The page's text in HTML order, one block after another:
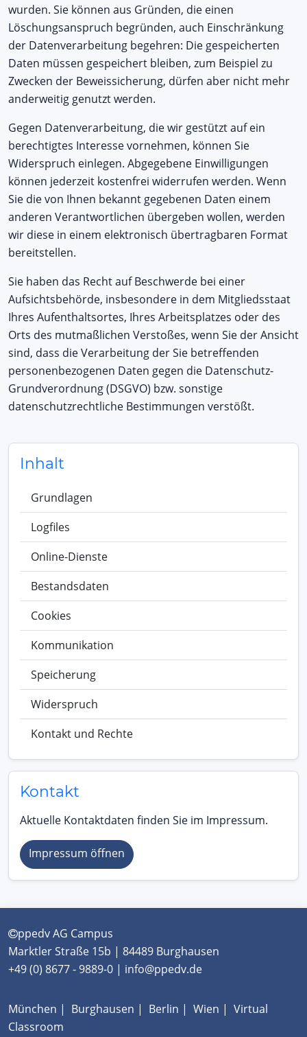
wurden. Sie können aus Gründen, die einen
Löschungsanspruch begründen, auch Einschränkung
der Datenverarbeitung begehren: Die gespeicherten
Daten müssen gespeichert bleiben, zum Beispiel zu
Zwecken der Beweissicherung, dürfen aber nicht mehr
anderweitig genutzt werden.
Gegen Datenverarbeitung, die wir gestützt auf ein
berechtigtes Interesse vornehmen, können Sie
Widerspruch einlegen. Abgegebene Einwilligungen
können jederzeit kostenfrei widerrufen werden. Wenn
Sie die von Ihnen bekannt gegebenen Daten einem
anderen Verantwortlichen übergeben wollen, werden
wir diese in einem elektronisch übertragbaren Format
bereitstellen.
Sie haben das Recht auf Beschwerde bei einer
Aufsichtsbehörde, insbesondere in dem Mitgliedsstaat
Ihres Aufenthaltsortes, Ihres Arbeitsplatzes oder des
Orts des mutmaßlichen Verstoßes, wenn Sie der Ansicht
sind, dass die Verarbeitung der Sie betreffenden
personenbezogenen Daten gegen die Datenschutz-
Grundverordnung (DSGVO) bzw. sonstige
datenschutzrechtliche Bestimmungen verstößt.
Inhalt
Grundlagen
Logfiles
Online-Dienste
Bestandsdaten
Cookies
Kommunikation
Speicherung
Widerspruch
Kontakt und Rechte
Kontakt
Aktuelle Kontaktdaten finden Sie im Impressum.
Impressum öffnen
ppedv AG Campus
Marktler Straße 15b | 84489 Burghausen
+49 (0) 8677 - 9889-0 | info@ppedv.de
München | Burghausen | Berlin | Wien | Virtual
Classroom